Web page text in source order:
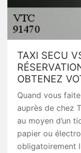
TAXI SECU
OBTENEZ
Quand vous
auprès de chez
au moyen d’un
papier ou
obligatoirement